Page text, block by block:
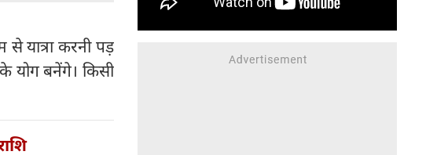
यात्रा करनी पड़
योग बनेंगे। किसी